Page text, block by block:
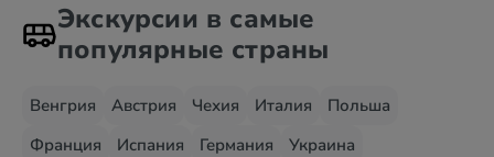
Экскурсии в самые
популярные страны
Венгрия Австрия Чехия Италия
Польша
Франция
Испания Германия
Украина